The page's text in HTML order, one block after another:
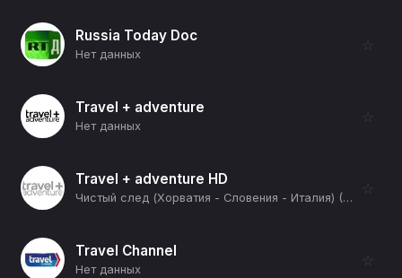
Russia Today Doc
Нет данных
☆
Travel + adventure
Нет данных
☆
Travel + adventure HD
Чистый след (Хорватия - Словения - Италия) (12+)
☆
Travel Channel
Нет данных
☆